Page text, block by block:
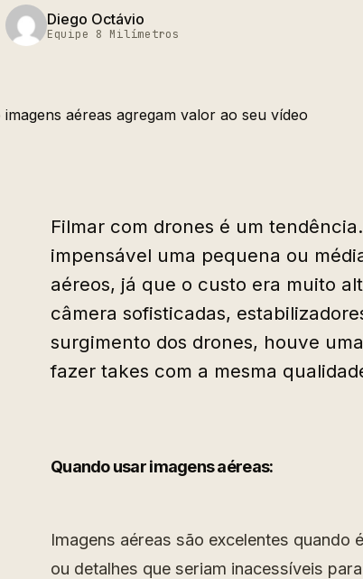
Diego Octávio
Equipe 8 Milímetros
Filmar com drones é um
impensável uma pequena ou
aéreos, já que o custo era muito
câmera sofisticadas,
surgimento dos drones, houve
fazer takes com a mesma
Quando usar imagens aéreas:
Imagens aéreas são excelentes
ou detalhes que seriam inacessíveis